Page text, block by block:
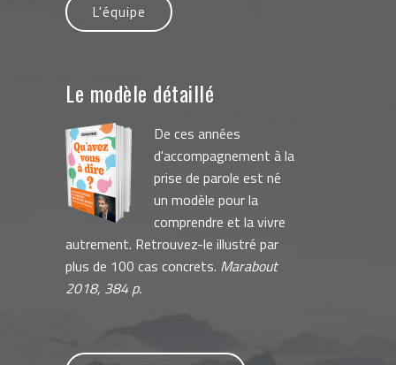
L'équipe
Le modèle détaillé
De ces années
d'accompagnement à la
prise de parole est né
un modèle pour la
comprendre et la vivre
autrement. Retrouvez-le illustré par
plus de 100 cas concrets. Marabout
2018, 384 p.